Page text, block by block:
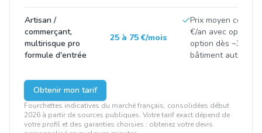
Artisan /
commerçant,
multirisque pro
formule d'entrée
25 à 75 €/mois
Prix moyen
€/an avec options
option dès ~300
bâtiment autour
Obtenir mon tarif
Fourchettes indicatives du marché français, consolidées début
2026 à partir de sources publiques. Votre tarif exact dépend de
votre profil et des garanties choisies : obtenez votre devis